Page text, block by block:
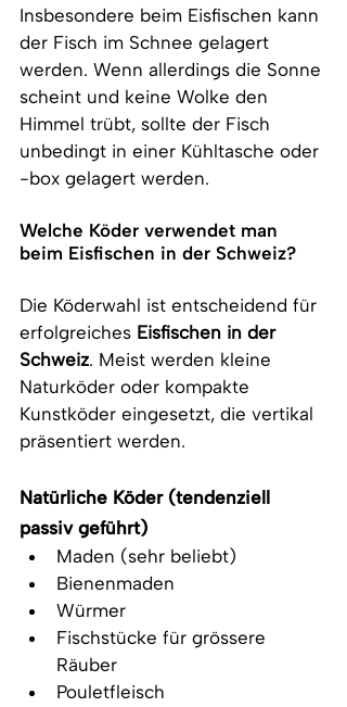
Insbesondere beim Eisfischen kann
der Fisch im Schnee gelagert
werden. Wenn allerdings die Sonne
scheint und keine Wolke den
Himmel trübt, sollte der Fisch
unbedingt in einer Kühltasche oder
-box gelagert werden.
Welche Köder verwendet man
beim Eisfischen in der Schweiz?
Die Köderwahl ist entscheidend für
erfolgreiches Eisfischen in der
Schweiz. Meist werden kleine
Naturköder oder kompakte
Kunstköder eingesetzt, die vertikal
präsentiert werden.
Natürliche Köder (tendenziell
passiv geführt)
Maden (sehr beliebt)
Bienenmaden
Würmer
Fischstücke für grössere
Räuber
Pouletfleisch